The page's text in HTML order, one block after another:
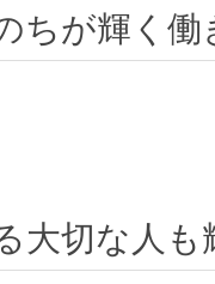
ちが輝く働
大切な人も